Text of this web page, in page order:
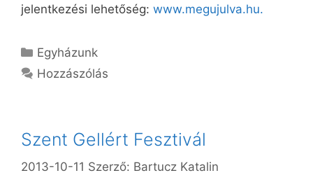
jelentkezési lehetőség: www.megujulva.hu.
Kategória
Egyházunk
Hozzászólás
Szent Gellért Fesztivál
2013-10-11 Szerző: Bartucz Katalin